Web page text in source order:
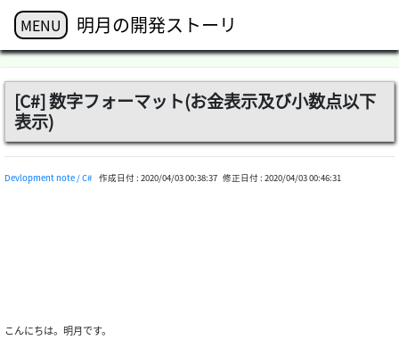
MENU 明月の開発ストーリ
[C#] 数字フォーマット(お金表示及び小数点以下
表示)
Devlopment note / C# 作成日付 : 2020/04/03 00:38:37 修正日付 : 2020/04/03 00:46:31
こんにちは。明月です。